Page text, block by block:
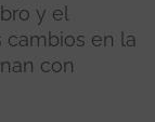
y el
cambios en la
con